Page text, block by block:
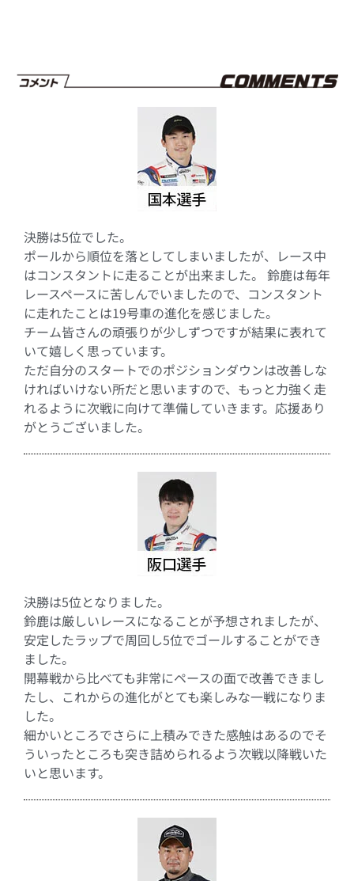
決勝は5位でした。
ポールから順位を落としてしまいましたが、レース中
はコンスタントに走ることが出来ました。 鈴鹿は毎年
レースペースに苦しんでいましたので、コンスタント
に走れたことは19号車の進化を感じました。
チーム皆さんの頑張りが少しずつですが結果に表れて
いて嬉しく思っています。
ただ自分のスタートでのポジションダウンは改善しな
ければいけない所だと思いますので、もっと力強く走
れるように次戦に向けて準備していきます。応援あり
がとうございました。
決勝は5位となりました。
鈴鹿は厳しいレースになることが予想されましたが、
安定したラップで周回し5位でゴールすることができ
ました。
開幕戦から比べても非常にペースの面で改善できまし
たし、これからの進化がとても楽しみな一戦になりま
した。
細かいところでさらに上積みできた感触はあるのでそ
ういったところも突き詰められるよう次戦以降戦いた
いと思います。